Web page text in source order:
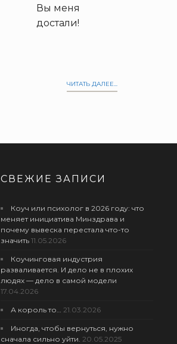
Вы меня
достали!
ЧИТАТЬ ДАЛЕЕ...
СВЕЖИЕ ЗАПИСИ
Коуч или психолог в 2026 году: что
меняет инициатива Минздрава и
почему вывеска перестала что-то
значить 11.05.2026
Коучинговая индустрия
разваливается. И дело не в плохих
людях — дело в самой модели
17.04.2026
А король то… 21.03.2026
Иногда, чтобы вернуться, нужно
сначала сильно уйти. 20.05.2025